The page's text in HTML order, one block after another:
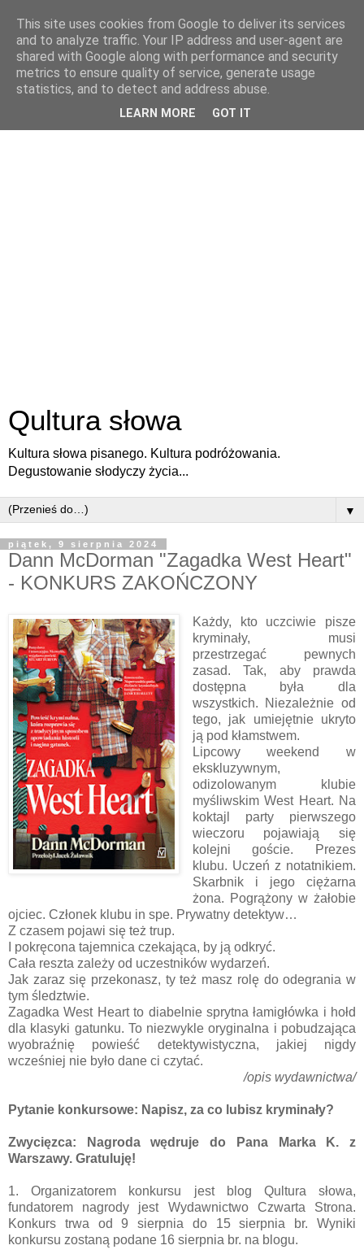
Qultura słowa
Kultura słowa pisanego. Kultura podróżowania.
Degustowanie słodyczy życia...
▼
piątek, 9 sierpnia 2024
Dann McDorman "Zagadka West Heart"
- KONKURS ZAKOŃCZONY
Każdy, kto uczciwie pisze
kryminały, musi
przestrzegać pewnych
zasad. Tak, aby prawda
dostępna była dla
wszystkich. Niezależnie od
tego, jak umiejętnie ukryto
ją pod kłamstwem.
Lipcowy weekend w
ekskluzywnym,
odizolowanym klubie
myśliwskim West Heart. Na
koktajl party pierwszego
wieczoru pojawiają się
kolejni goście. Prezes
klubu. Uczeń z notatnikiem.
Skarbnik i jego ciężarna
żona. Pogrążony w żałobie
ojciec. Członek klubu in spe. Prywatny detektyw…
Z czasem pojawi się też trup.
I pokręcona tajemnica czekająca, by ją odkryć.
Cała reszta zależy od uczestników wydarzeń.
Jak zaraz się przekonasz, ty też masz rolę do odegrania w
tym śledztwie.
Zagadka West Heart to diabelnie sprytna łamigłówka i hołd
dla klasyki gatunku. To niezwykle oryginalna i pobudzająca
wyobraźnię powieść detektywistyczna, jakiej nigdy
wcześniej nie było dane ci czytać.
/opis wydawnictwa/
Pytanie konkursowe: Napisz, za co lubisz kryminały?
Zwycięzca: Nagroda wędruje do Pana Marka K. z
Warszawy. Gratuluję!
1. Organizatorem konkursu jest blog Qultura słowa,
fundatorem nagrody jest Wydawnictwo Czwarta Strona.
Konkurs trwa od 9 sierpnia do 15 sierpnia br. Wyniki
konkursu zostaną podane 16 sierpnia br. na blogu.
This site uses cookies from Google to deliver its services
and to analyze traffic. Your IP address and user-agent are
shared with Google along with performance and security
metrics to ensure quality of service, generate usage
statistics, and to detect and address abuse.
LEARN MORE GOT IT